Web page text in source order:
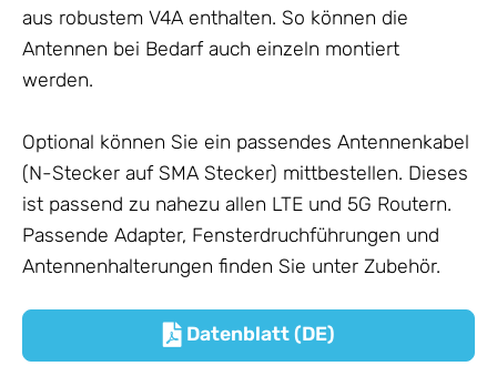
aus robustem V4A enthalten. So können die
Antennen bei Bedarf auch einzeln montiert
werden.
Optional können Sie ein passendes Antennenkabel
(N-Stecker auf SMA Stecker) mittbestellen. Dieses
ist passend zu nahezu allen LTE und 5G Routern.
Passende Adapter, Fensterdruchführungen und
Antennenhalterungen finden Sie unter Zubehör.
Datenblatt (DE)